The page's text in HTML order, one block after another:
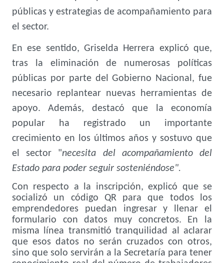
públicas y estrategias de acompañamiento para
el sector.
En ese sentido, Griselda Herrera explicó que,
tras la eliminación de numerosas políticas
públicas por parte del Gobierno Nacional, fue
necesario replantear nuevas herramientas de
apoyo. Además, destacó que la economía
popular ha registrado un importante
crecimiento en los últimos años y sostuvo que
el sector "necesita del acompañamiento del
Estado para poder seguir sosteniéndose".
Con respecto a la inscripción, explicó que se
socializó un código QR para que todos los
emprendedores puedan ingresar y llenar el
formulario con datos muy concretos. En la
misma línea transmitió tranquilidad al aclarar
que esos datos no serán cruzados con otros,
sino que solo servirán a la Secretaría para tener